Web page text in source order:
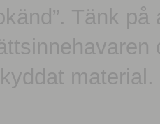
Tänk
material.